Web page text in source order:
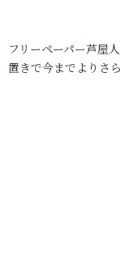
フリーペーパー芦屋
置きで今までよりさ